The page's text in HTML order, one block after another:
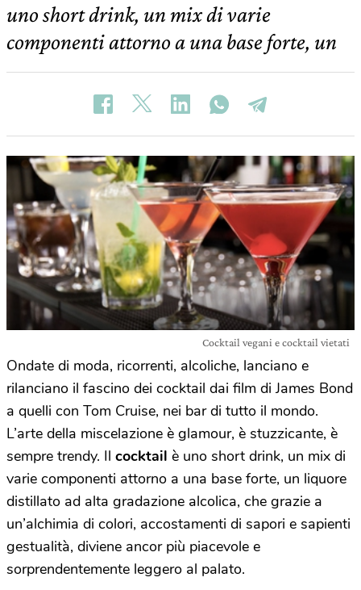
uno short drink, un mix di varie
componenti attorno a una base forte, un
Cocktail vegani e cocktail vietati
Ondate di moda, ricorrenti, alcoliche, lanciano e
rilanciano il fascino dei cocktail dai film di James Bond
a quelli con Tom Cruise, nei bar di tutto il mondo.
L’arte della miscelazione è glamour, è stuzzicante, è
sempre trendy. Il cocktail è uno short drink, un mix di
varie componenti attorno a una base forte, un liquore
distillato ad alta gradazione alcolica, che grazie a
un’alchimia di colori, accostamenti di sapori e sapienti
gestualità, diviene ancor più piacevole e
sorprendentemente leggero al palato.